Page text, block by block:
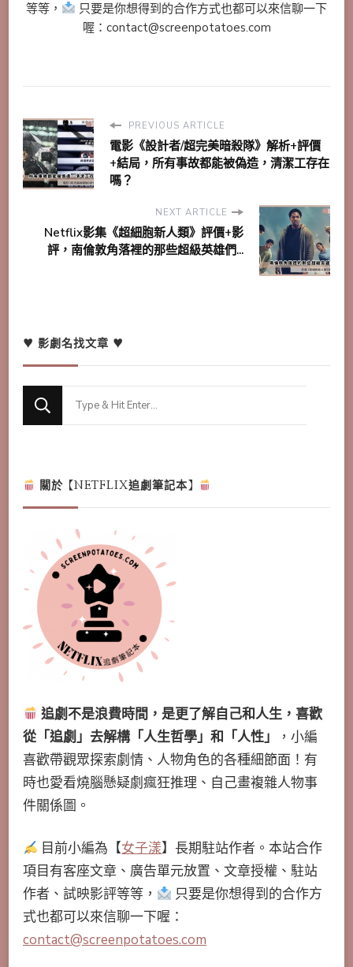
等等，
只要是你想得到的合作方式也都可以來信聊一下
喔：contact@screenpotatoes.com
PREVIOUS ARTICLE
電影《設計者/超完美暗殺隊》解析+評價
+結局，所有事故都能被偽造，清潔工存在
嗎？
NEXT ARTICLE
Netflix影集《超細胞新人類》評價+影
評，南倫敦角落裡的那些超級英雄們...
♥ 影劇名找文章 ♥
Looking
關於【NETFLIX追劇筆記本】
追劇不是浪費時間，是更了解自己和人生，喜歡
從「追劇」去解構「人生哲學」和「人性」
，小編
喜歡帶觀眾探索劇情、人物角色的各種細節面！有
時也愛看燒腦懸疑劇瘋狂推理、自己畫複雜人物事
件關係圖。
目前小編為【女子漾】長期駐站作者。本站合作
項目有客座文章、廣告單元放置、文章授權、駐站
作者、試映影評等等，
只要是你想得到的合作方
式也都可以來信聊一下喔：
contact@screenpotatoes.com